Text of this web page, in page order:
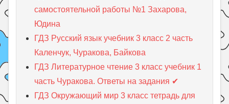
самостоятельной работы №1 Захарова,
Юдина
ГДЗ Русский язык учебник 3 класс 2 часть
Каленчук, Чуракова, Байкова
ГДЗ Литературное чтение 3 класс учебник 1
часть Чуракова. Ответы на задания ✔
ГДЗ Окружающий мир 3 класс тетрадь для